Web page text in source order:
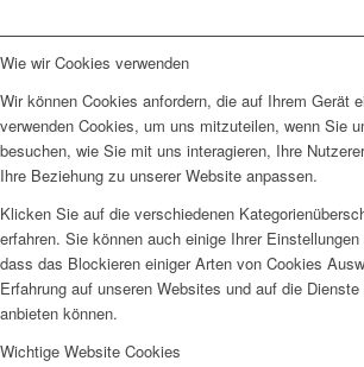
Wie wir Cookies verwenden
Wir können Cookies anfordern, die auf Ihrem Gerät
verwenden Cookies, um uns mitzuteilen, wenn Sie
besuchen, wie Sie mit uns interagieren, Ihre
Ihre Beziehung zu unserer Website anpassen.
Klicken Sie auf die verschiedenen
erfahren. Sie können auch einige Ihrer
dass das Blockieren einiger Arten von Cookies
Erfahrung auf unseren Websites und auf die
anbieten können.
Wichtige Website Cookies